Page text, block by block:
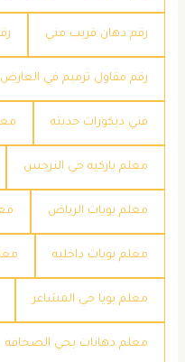
رقم دهان قريب مني
رقم مقاول ترميم في العارض
فني ديكورات حديثه
معلم باركيه حي النرجس
معلم بويات الرياض
معلم بويات داخليه
معلم بويا حي المشاعر
معلم دهانات بحي الصحافه